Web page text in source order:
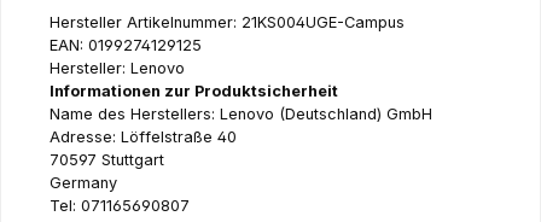
Hersteller Artikelnummer: 21KS004UGE-Campus
EAN: 0199274129125
Hersteller: Lenovo
Informationen zur Produktsicherheit
Name des Herstellers: Lenovo (Deutschland) GmbH
Adresse: Löffelstraße 40
70597 Stuttgart
Germany
Tel: 071165690807